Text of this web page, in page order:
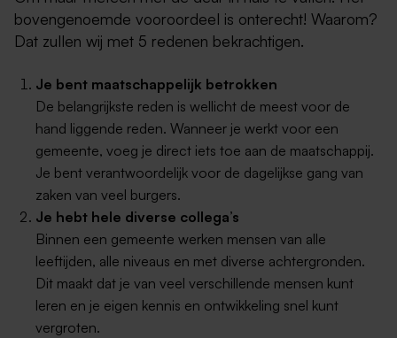
bovengenoemde vooroordeel is onterecht! Waarom?
Dat zullen wij met 5 redenen bekrachtigen.
Je bent maatschappelijk betrokken
De belangrijkste reden is wellicht de meest voor de
hand liggende reden. Wanneer je werkt voor een
gemeente, voeg je direct iets toe aan de maatschappij.
Je bent verantwoordelijk voor de dagelijkse gang van
zaken van veel burgers.
Je hebt hele diverse collega’s
Binnen een gemeente werken mensen van alle
leeftijden, alle niveaus en met diverse achtergronden.
Dit maakt dat je van veel verschillende mensen kunt
leren en je eigen kennis en ontwikkeling snel kunt
vergroten.